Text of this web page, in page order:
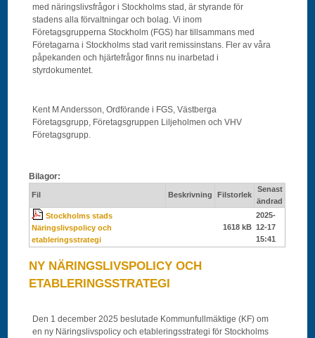
med näringslivsfrågor i Stockholms stad, är styrande för
stadens alla förvaltningar och bolag. Vi inom
Företagsgrupperna Stockholm (FGS) har tillsammans med
Företagarna i Stockholms stad varit remissinstans. Fler av våra
påpekanden och hjärtefrågor finns nu inarbetad i
styrdokumentet.
Kent M Andersson, Ordförande i FGS, Västberga
Företagsgrupp, Företagsgruppen Liljeholmen och VHV
Företagsgrupp.
Bilagor:
Fil Beskrivning Filstorlek
Senast
ändrad
Stockholms stads
Näringslivspolicy och
etableringsstrategi
1618 kB
2025-
12-17
15:41
NY NÄRINGSLIVSPOLICY OCH
ETABLERINGSSTRATEGI
Den 1 december 2025 beslutade Kommunfullmäktige (KF) om
en ny Näringslivspolicy och etableringsstrategi för Stockholms